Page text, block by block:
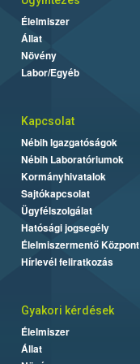
Élelmiszer
Állat
Növény
Labor/Egyéb
Kapcsolat
Nébih Igazgatóságok
Nébih Laboratóriumok
Kormányhivatalok
Sajtókapcsolat
Ügyfélszolgálat
Hatósági jogsegély
Élelmiszermentő Központ
Hírlevél feliratkozás
Gyakori kérdések
Élelmiszer
Állat